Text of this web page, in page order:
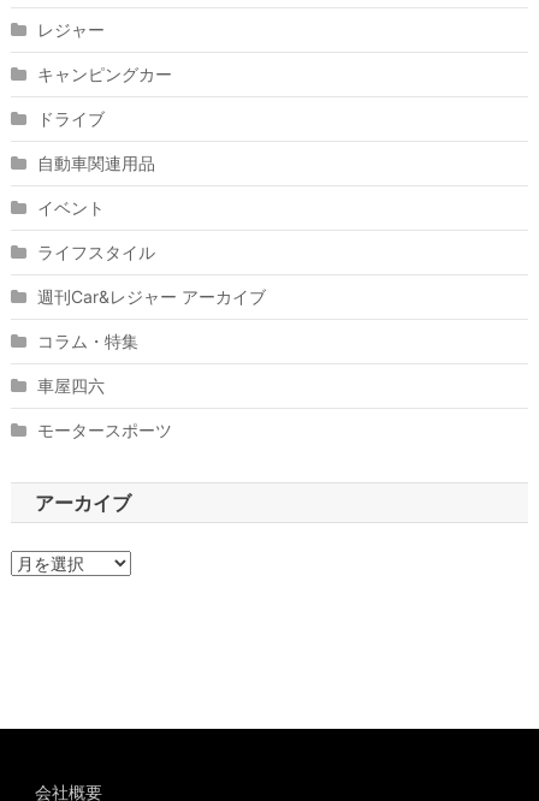
レジャー
キャンピングカー
ドライブ
自動車関連用品
イベント
ライフスタイル
週刊Car&レジャー アーカイブ
コラム・特集
車屋四六
モータースポーツ
アーカイブ
ア
会社概要